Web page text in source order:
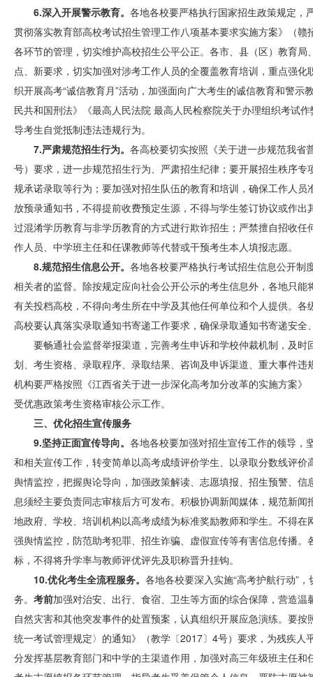
6.深入开展警示教育。 各地各校要严格执行国家招生政策规定，
贯彻落实教育部高校考试招生管理工作八项基本要求实施方案》（
各环节的管理，切实维护高校招生公平公正。各市、县（区）教育
点、新要求，切实加强对涉考工作人员的全覆盖教育培训，重点强
织开展高考“诚信教育月”活动，加强面向广大考生的诚信教育和警
民共和国刑法》《最高人民法院 最高人民检察院关于办理组织考试
导考生自觉抵制违法违规行为。
7.严肃规范招生行为。 各高校要切实按照《关于进一步规范我省
号）要求，进一步规范招生行为、严肃招生纪律；要开展招生秩序
规承诺录取等行为；要加强对招生队伍的教育和培训，确保工作人
放预录通知书，不得提前收费预定生源，不得与学生签订协议或作
过混淆学历教育与非学历教育的方式进行欺诈招生；严禁擅自招收任
作人员、中学班主任和任课教师等代替或干预考生本人填报志愿。
8.规范招生信息公开。 各地各校要严格执行考试招生信息公开制
相关者的监督。除按规定应向社会公开公示的考生信息外，各地只
有关投档高校，不得向考生所在中学及其他任何单位和个人提供。
高校要认真落实录取通知书寄递工作要求，确保录取通知书寄递安全
要畅通社会监督举报渠道，完善考生申诉和学校仲裁机制，及
划、考生资格、录取程序、录取结果、咨询及申诉渠道、重大事件
机构要严格按照《江西省关于进一步深化高考加分改革的实施方案
受优惠政策考生资格审核公示工作。
三、优化招生宣传服务
9.坚持正面宣传导向。 各地各校要加强对招生宣传工作的领导，
和相关宣传工作，转变简单以高考成绩评价学生、以录取分数线评
舆情监控，把握舆论导向，加强政策解读、志愿填报、招生预警、
息须经主要负责同志审核后方可发布。积极协调新闻媒体，规范新闻
地政府、学校、培训机构以高考成绩为标准奖励教师和学生。不得
强舆情监控，防范助考犯罪、招生诈骗、虚假宣传等有害信息传播
标，不得将升学率与教师评优评先及职称晋升挂钩。
10.优化考生全流程服务。 各地各校要深入实施“高考护航行动”
务。 考前加强对治安、出行、食宿、卫生等方面的综合保障，营造
自然灾害和其他突发事件的处置预案，认真组织开展应急演练。要
统一考试管理规定〉的通知》（教学〔2017〕4号）要求，为残疾人
分发挥基层教育部门和中学的主渠道作用，加强对高三年级班主任